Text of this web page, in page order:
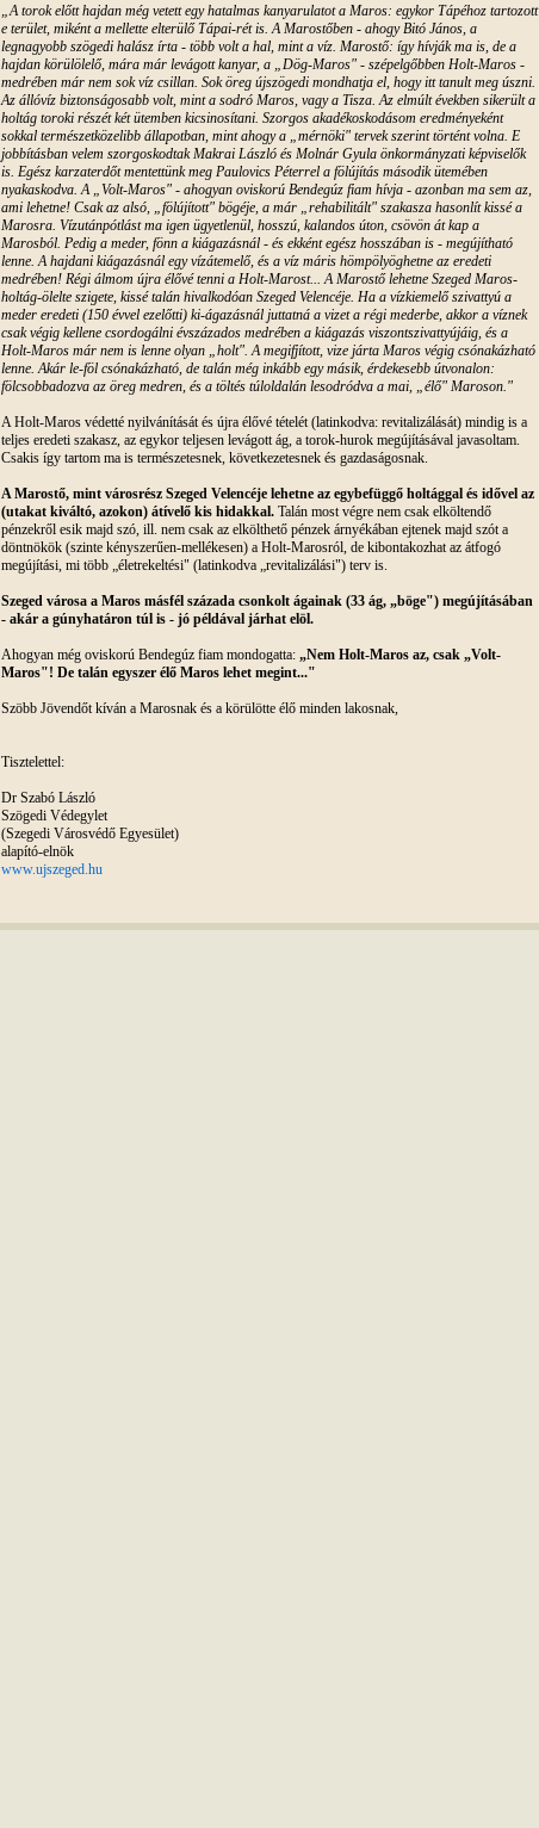
„A torok előtt hajdan még vetett egy hatalmas kanyarulatot a Maros: egykor Tápéhoz tartozott
e terület, miként a mellette elterülő Tápai-rét is. A Marostőben - ahogy Bitó János, a
legnagyobb szögedi halász írta - több volt a hal, mint a víz. Marostő: így hívják ma is, de a
hajdan körülölelő, mára már levágott kanyar, a „Dög-Maros" - szépelgőbben Holt-Maros -
medrében már nem sok víz csillan. Sok öreg újszögedi mondhatja el, hogy itt tanult meg úszni.
Az állóvíz biztonságosabb volt, mint a sodró Maros, vagy a Tisza. Az elmúlt években sikerült a
holtág toroki részét két ütemben kicsinosítani. Szorgos akadékoskodásom eredményeként
sokkal természetközelibb állapotban, mint ahogy a „mérnöki" tervek szerint történt volna. E
jobbításban velem szorgoskodtak Makrai László és Molnár Gyula önkormányzati képviselők
is. Egész karzaterdőt mentettünk meg Paulovics Péterrel a fölújítás második ütemében
nyakaskodva. A „Volt-Maros" - ahogyan oviskorú Bendegúz fiam hívja - azonban ma sem az,
ami lehetne! Csak az alsó, „fölújított" bögéje, a már „rehabilitált" szakasza hasonlít kissé a
Marosra. Vízutánpótlást ma igen ügyetlenül, hosszú, kalandos úton, csövön át kap a
Marosból. Pedig a meder, fönn a kiágazásnál - és ekként egész hosszában is - megújítható
lenne. A hajdani kiágazásnál egy vízátemelő, és a víz máris hömpölyöghetne az eredeti
medrében! Régi álmom újra élővé tenni a Holt-Marost... A Marostő lehetne Szeged Maros-
holtág-ölelte szigete, kissé talán hivalkodóan Szeged Velencéje. Ha a vízkiemelő szivattyú a
meder eredeti (150 évvel ezelőtti) ki-ágazásnál juttatná a vizet a régi mederbe, akkor a víznek
csak végig kellene csordogálni évszázados medrében a kiágazás viszontszivattyújáig, és a
Holt-Maros már nem is lenne olyan „holt". A megifjított, vize járta Maros végig csónakázható
lenne. Akár le-föl csónakázható, de talán még inkább egy másik, érdekesebb útvonalon:
fölcsobbadozva az öreg medren, és a töltés túloldalán lesodródva a mai, „élő" Maroson."
A Holt-Maros védetté nyilvánítását és újra élővé tételét (latinkodva: revitalizálását) mindig is a
teljes eredeti szakasz, az egykor teljesen levágott ág, a torok-hurok megújításával javasoltam.
Csakis így tartom ma is természetesnek, következetesnek és gazdaságosnak.
A Marostő, mint városrész Szeged Velencéje lehetne az egybefüggő holtággal és idővel az
(utakat kiváltó, azokon) átívelő kis hidakkal.Talán most végre nem csak elköltendő
pénzekről esik majd szó, ill. nem csak az elkölthető pénzek árnyékában ejtenek majd szót a
döntnökök (szinte kényszerűen-mellékesen) a Holt-Marosról, de kibontakozhat az átfogó
megújítási, mi több „életrekeltési" (latinkodva „revitalizálási") terv is.
Szeged városa a Maros másfél százada csonkolt ágainak (33 ág, „böge") megújításában
- akár a gúnyhatáron túl is - jó példával járhat elöl.
Ahogyan még oviskorú Bendegúz fiam mondogatta: „Nem Holt-Maros az, csak „Volt-
Maros"! De talán egyszer élő Maros lehet megint..."
Szöbb Jövendőt kíván a Marosnak és a körülötte élő minden lakosnak,
Tisztelettel:
Dr Szabó László
Szögedi Védegylet
(Szegedi Városvédő Egyesület)
alapító-elnök
www.ujszeged.hu